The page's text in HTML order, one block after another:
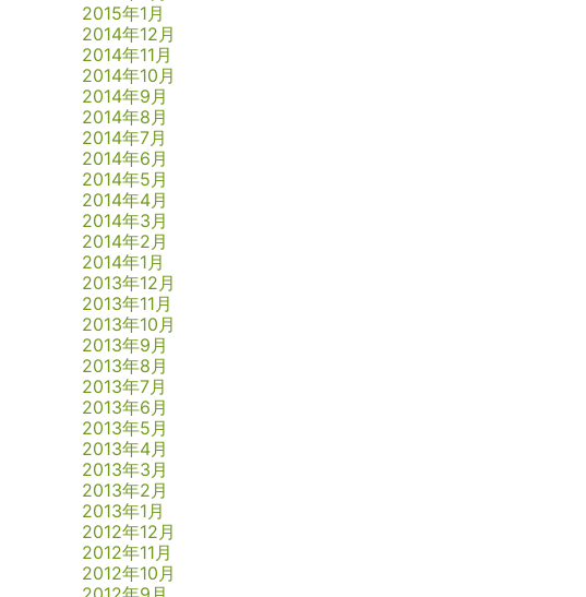
2015年1月
2014年12月
2014年11月
2014年10月
2014年9月
2014年8月
2014年7月
2014年6月
2014年5月
2014年4月
2014年3月
2014年2月
2014年1月
2013年12月
2013年11月
2013年10月
2013年9月
2013年8月
2013年7月
2013年6月
2013年5月
2013年4月
2013年3月
2013年2月
2013年1月
2012年12月
2012年11月
2012年10月